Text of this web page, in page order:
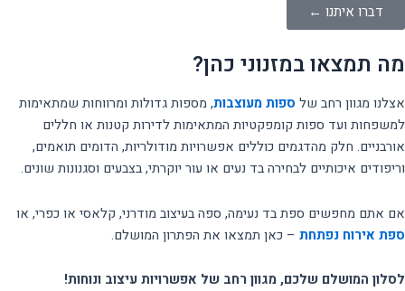
דברו איתנו ←
מה תמצאו במזנוני כהן?
אצלנו מגוון רחב של ספות מעוצבות, מספות גדולות ומרווחות שמתאימות
למשפחות ועד ספות קומפקטיות המתאימות לדירות קטנות או חללים
אורבניים. חלק מהדגמים כוללים אפשרויות מודולריות, הדומים תואמים,
וריפודים איכותיים לבחירה בד נעים או עור יוקרתי, בצבעים וסגנונות שונים.
אם אתם מחפשים ספת בד נעימה, ספה בעיצוב מודרני, קלאסי או כפרי, או
ספת אירוח נפתחת – כאן תמצאו את הפתרון המושלם.
לסלון המושלם שלכם, מגוון רחב של אפשרויות עיצוב ונוחות!